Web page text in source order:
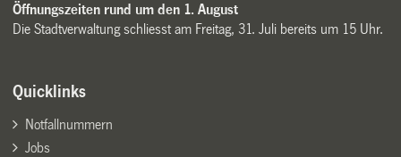
Öffnungszeiten rund um den 1. August
Die Stadtverwaltung schliesst am Freitag, 31. Juli bereits um 15 Uhr.
Quicklinks
Notfallnummern
Jobs